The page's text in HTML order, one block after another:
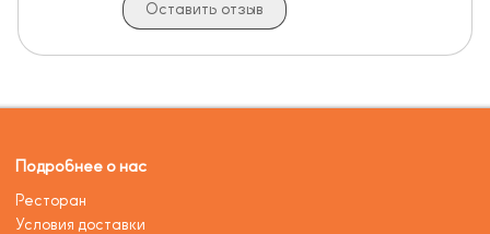
Оставить отзыв
Подробнее о нас
Ресторан
Условия доставки